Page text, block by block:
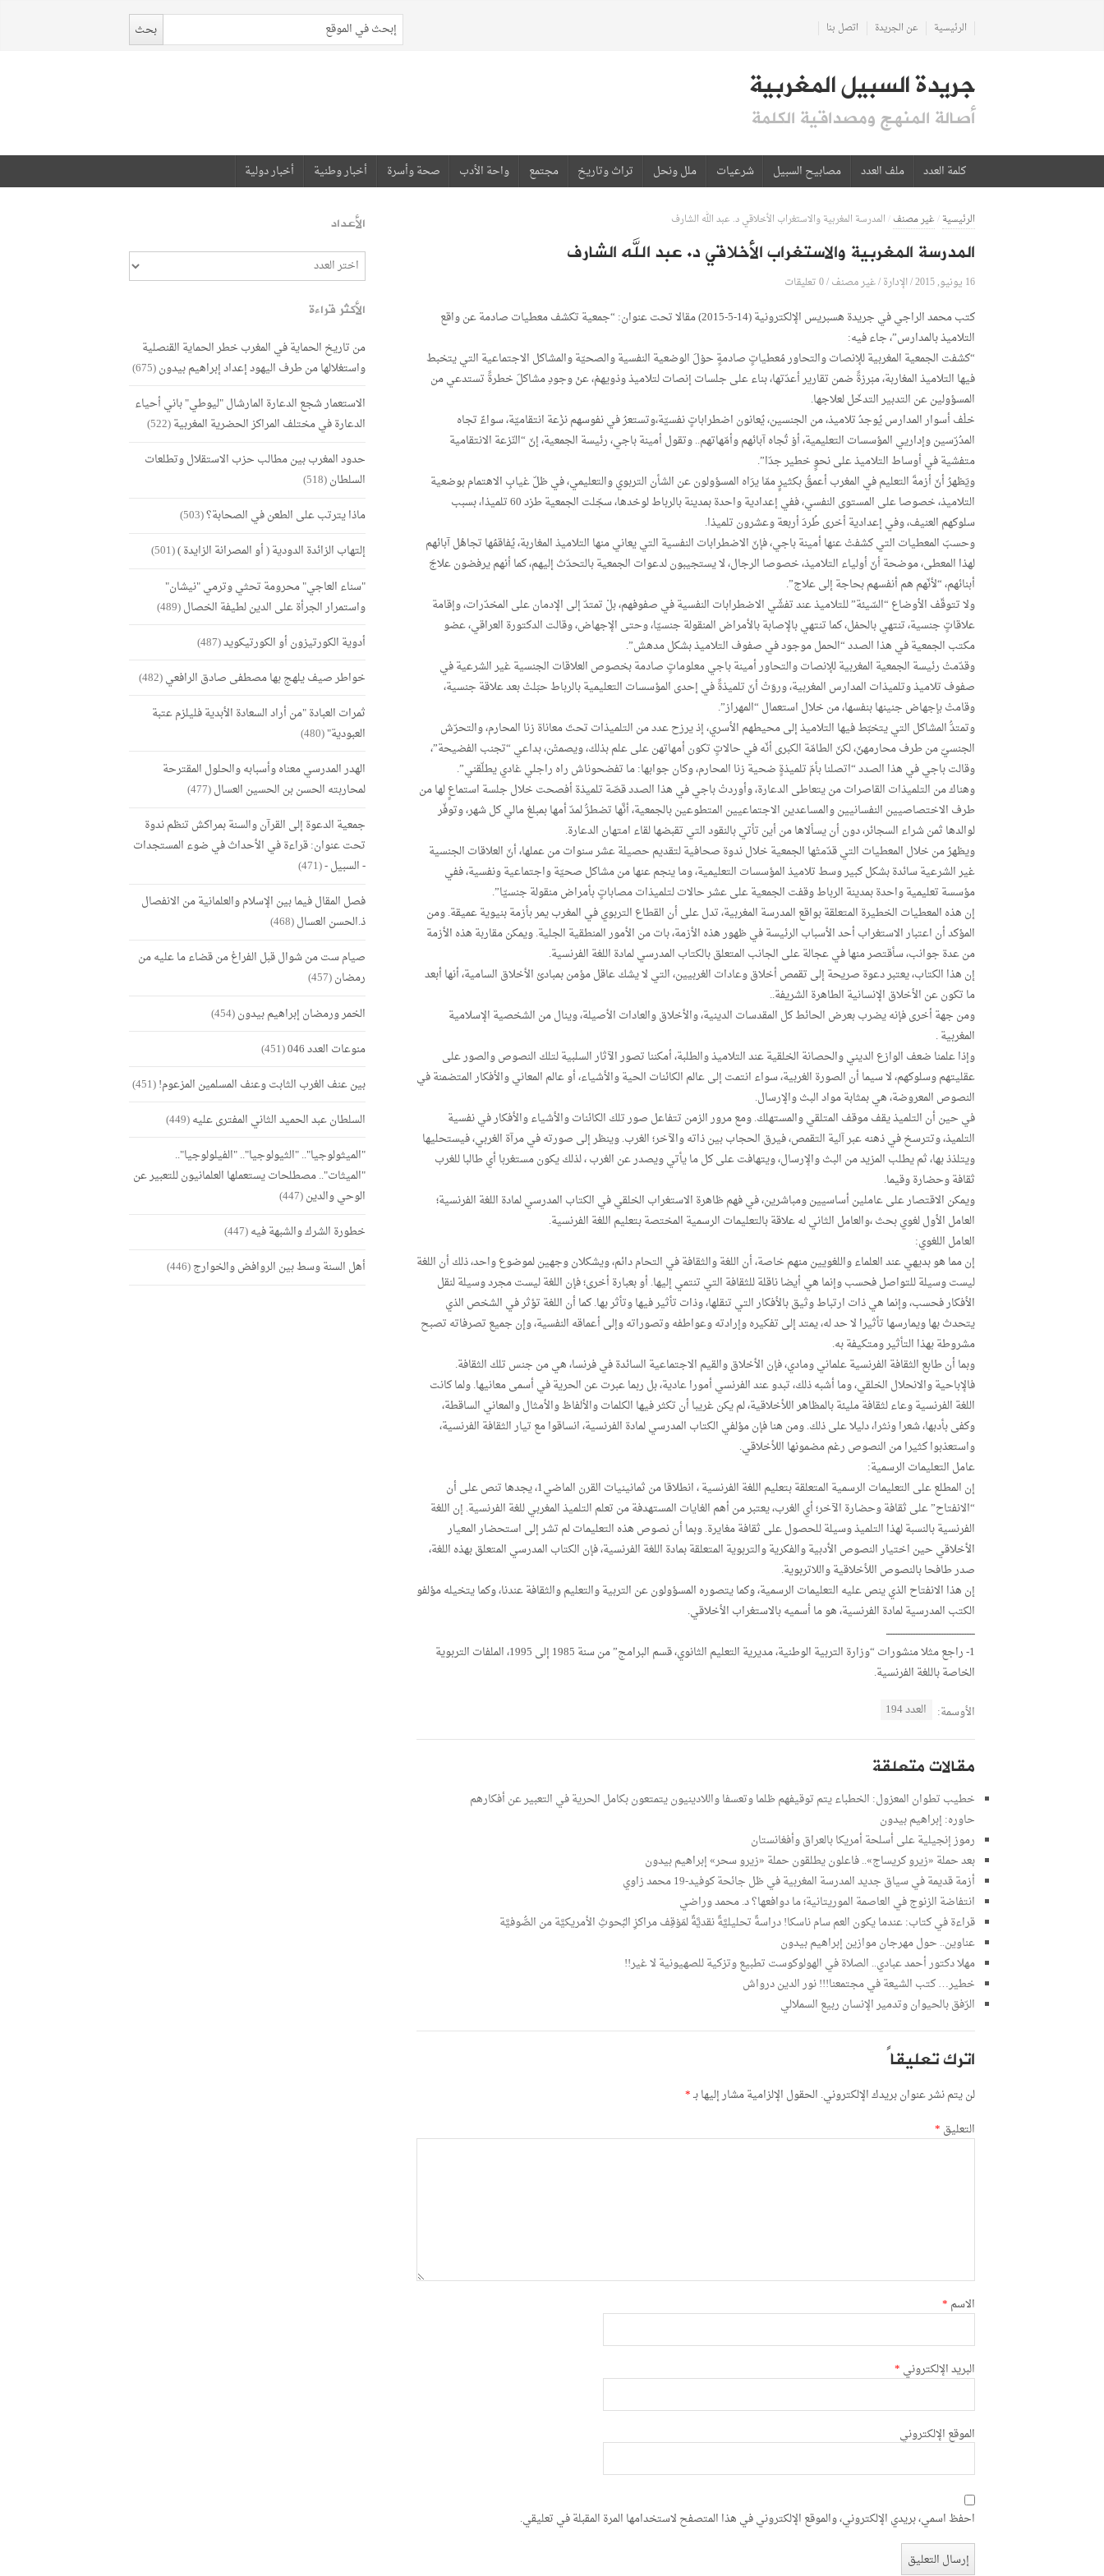
الرئيسية عن الجريدة اتصل بنا
جريدة السبيل المغربية
أصالة المنهج ومصداقية الكلمة
كلمة العدد ملف العدد مصابيح السبيل شرعيات ملل ونحل تراث وتاريخ مجتمع واحة الأدب صحة وأسرة أخبار وطنية أخبار دولية
الرئيسية/غير مصنف/المدرسة المغربية والاستغراب الأخلاقي د. عبد الله الشارف
المدرسة المغربية والاستغراب الأخلاقي د. عبد الله الشارف
16 يونيو, 2015 /الإدارة/غير مصنف/0 تعليقات
كتب محمد الراجي في جريدة هسبريس الإلكترونية (14-5-2015) مقالا تحت عنوان: “جمعية تكشف معطيات صادمة عن واقع
التلاميذ بالمدارس”، جاء فيه:
“كشفت الجمعية المغربية للإنصات والتحاور مُعطياتٍ صادمةٍ حوْلَ الوضعية النفسية والصحيّة والمشاكل الاجتماعية التي يتخبط
فيها التلاميذ المغاربة، مبْرزةً ضمن تقارير أعدّتها، بناء على جلسات إنصات لتلاميذ وذويهمْ، عنْ وجودِ مشاكلَ خطرةً تستدعي من
المسؤولين عن التدبير التدخّل لعلاجها.
خلْف أسوار المدارس يُوجدُ تلاميذ، من الجنسين، يُعانون اضطراباتٍ نفسيّة،وتستعرُ في نفوسهم نزْعة انتقاميّة، سواءٌ تجاه
المدُرّسين وإداريي المؤسسات التعليمية، أوْ تُجاه آبائهم وأمّهاتهم.. وتقول أمينة باجي، رئيسة الجمعية، إنّ “النّزعة الانتقامية
متفشية في أوساط التلاميذ على نحوٍ خطير جدّا”.
ويَظهرُ أنّ أزمةَ التعليم في المغرب أعمقُ بكثيرٍ ممّا يرَاه المسؤولون عن الشأن التربوي والتعليمي، في ظلّ غيابِ الاهتمام بوضعية
التلاميذ، خصوصا على المستوى النفسي، ففي إعدادية واحدة بمدينة بالرباط لوحْدها، سجّلت الجمعية طرْد 60 تلميذا، بسبب
سلوكهم العنيف، وفي إعدادية أخرى طُردَ أربعة وعشرون تلميذا.
وحسبَ المعطيات التي كشفتْ عنها أمينة باجي، فإنّ الاضطرابات النفسية التي يعاني منها التلاميذ المغاربة، يُفاقمُها تجاهُل آبائهم
لهذا المعطى، موضحة أنّ أولياء التلاميذ، خصوصا الرجال، لا يستجيبون لدعوات الجمعية بالتحدّث إليهم، كما أنهم يرفضون علاجَ
أبنائهم، “لأنّهم هم أنفسهم بحاجة إلى علاج”.
ولا تتوقّف الأوضاع “السّيئة” للتلاميذ عند تفشّي الاضطرابات النفسية في صفوفهم، بلْ تمتدّ إلى الإدمان على المخدّرات، وإقامة
علاقاتٍ جنسية، تنتهي بالحمْل، كما تنتهي بالإصابة بالأمراض المنقولة جنسيّا، وحتى الإجهاض، وقالت الدكتورة العراقي، عضو
مكتب الجمعية في هذا الصدد “الحمل موجود في صفوف التلاميذ بشكل مدهش”.
وقدّمتْ رئيسة الجمعية المغربية للإنصات والتحاور أمينة باجي معلوماتٍ صادمة بخصوص العلاقات الجنسية غير الشرعية في
صفوف تلاميذ وتلميذات المدارس المغربية، وروَتْ أنّ تلميذةً في إحدى المؤسسات التعليمية بالرباط حبَلتْ بعد علاقة جنسية،
وقامتْ بإجهاض جنينها بنفسها، من خلال استعمال “المهراز”.
وتمتدُّ المشاكل التي يتخبّط فيها التلاميذ إلى محيطهم الأسري، إذ يرزح عدد من التلميذات تحتَ معاناة زنا المحارم، والتحرّش
الجنسيّ من طرف محارمهنّ، لكنّ الطامّة الكبرى أنّه في حالاتٍ تكون أمهاتهن على علم بذلك، ويصمتْن، بداعي “تجنب الفضيحة”،
وقالت باجي في هذا الصدد “اتصلنا بأمّ تلميذةٍ ضحية زنا المحارم، وكان جوابها: ما تفضحوناش راه راجلي غادي يطلّقني”.
وهناك من التلميذات القاصرات من يتعاطى الدعارة، وأوردتْ باجي في هذا الصدد قصّة تلميذة أفصحت خلال جلسة استماعٍ لها من
طرف الاختصاصيين النفسانيين والمساعدين الاجتماعيين المتطوعين بالجمعية، أنَّها تضطرُّ لمدّ أمها بمبلغ مالي كل شهر، وتوفّر
لوالدها ثمن شراء السجائر، دون أن يسألاها من أين تأتي بالنقود التي تقبضها لقاء امتهان الدعارة.
ويظهرُ من خلال المعطيات التي قدّمتْها الجمعية خلال ندوة صحافية لتقديم حصيلة عشر سنوات من عملها، أنّ العلاقات الجنسية
غير الشرعية سائدة بشكل كبير وسط تلاميذ المؤسسات التعليمية، وما ينجم عنها من مشاكل صحيّة واجتماعية ونفسية، ففي
مؤسسة تعليمية واحدة بمدينة الرباط وقفت الجمعية على عشر حالات لتلميذات مصاباتٍ بأمراض منقولة جنسيّا”.
إن هذه المعطيات الخطيرة المتعلقة بواقع المدرسة المغربية، تدل على أن القطاع التربوي في المغرب يمر بأزمة بنيوية عميقة. ومن
المؤكد أن اعتبار الاستغراب أحد الأسباب الرئيسة في ظهور هذه الأزمة، بات من الأمور المنطقية الجلية. ويمكن مقاربة هذه الأزمة
من عدة جوانب، سأقتصر منها في عجالة على الجانب المتعلق بالكتاب المدرسي لمادة اللغة الفرنسية.
إن هذا الكتاب، يعتبر دعوة صريحة إلى تقمص أخلاق وعادات الغربيين، التي لا يشك عاقل مؤمن بمبادئ الأخلاق السامية، أنها أبعد
ما تكون عن الأخلاق الإنسانية الطاهرة الشريفة..
ومن جهة أخرى فإنه يضرب بعرض الحائط كل المقدسات الدينية، والأخلاق والعادات الأصيلة، وينال من الشخصية الإسلامية
المغربية .
وإذا علمنا ضعف الوازع الديني والحصانة الخلقية عند التلاميذ والطلبة، أمكننا تصور الآثار السلبية لتلك النصوص والصور على
عقليتهم وسلوكهم، لا سيما أن الصورة الغربية، سواء انتمت إلى عالم الكائنات الحية والأشياء، أو عالم المعاني والأفكار المتضمنة في
النصوص المعروضة، هي بمثابة مواد البث والإرسال.
في حين أن التلميذ يقف موقف المتلقي والمستهلك. ومع مرور الزمن تتفاعل صور تلك الكائنات والأشياء والأفكار في نفسية
التلميذ، وتترسخ في ذهنه عبر آلية التقمص، فيرق الحجاب بين ذاته والآخر؛ الغرب. وينظر إلى صورته في مرآة الغربي، فيستحليها
ويتلذذ بها، ثم يطلب المزيد من البث والإرسال، ويتهافت على كل ما يأتي ويصدر عن الغرب ، لذلك يكون مستغربا أي طالبا للغرب
ثقافة وحضارة وقيما.
ويمكن الاقتصار على عاملين أساسيين ومباشرين، في فهم ظاهرة الاستغراب الخلقي في الكتاب المدرسي لمادة اللغة الفرنسية؛
العامل الأول لغوي بحث ،والعامل الثاني له علاقة بالتعليمات الرسمية المختصة بتعليم اللغة الفرنسية.
العامل اللغوي:
إن مما هو بديهي عند العلماء واللغويين منهم خاصة، أن اللغة والثقافة في التحام دائم، ويشكلان وجهين لموضوع واحد، ذلك أن اللغة
ليست وسيلة للتواصل فحسب وإنما هي أيضا ناقلة للثقافة التي تنتمي إليها. أو بعبارة أخرى؛ فإن اللغة ليست مجرد وسيلة لنقل
الأفكار فحسب، وإنما هي ذات ارتباط وثيق بالأفكار التي تنقلها، وذات تأثير فيها وتأثر بها. كما أن اللغة تؤثر في الشخص الذي
يتحدث بها ويمارسها تأثيرا لا حد له، يمتد إلى تفكيره وإرادته وعواطفه وتصوراته وإلى أعماقه النفسية، وإن جميع تصرفاته تصبح
مشروطة بهذا التأثير ومتكيفة به.
وبما أن طابع الثقافة الفرنسية علماني ومادي، فإن الأخلاق والقيم الاجتماعية السائدة في فرنسا، هي من جنس تلك الثقافة.
فالإباحية والانحلال الخلقي، وما أشبه ذلك، تبدو عند الفرنسي أمورا عادية، بل ربما عبرت عن الحرية في أسمى معانيها. ولما كانت
اللغة الفرنسية وعاء لثقافة مليئة بالمظاهر اللأخلاقية، لم يكن غريبا أن تكثر فيها الكلمات والألفاظ والأمثال والمعاني الساقطة،
وكفى بأدبها، شعرا ونثرا، دليلا على ذلك. ومن هنا فإن مؤلفي الكتاب المدرسي لمادة الفرنسية، انساقوا مع تيار الثقافة الفرنسية،
واستعذبوا كثيرا من النصوص رغم مضمونها اللأخلاقي.
عامل التعليمات الرسمية:
إن المطلع على التعليمات الرسمية المتعلقة بتعليم اللغة الفرنسية ، انطلاقا من ثمانينيات القرن الماضي1، يجدها تنص على أن
“الانفتاح” على ثقافة وحضارة الآخر؛ أي الغرب، يعتبر من أهم الغايات المستهدفة من تعلم التلميذ المغربي للغة الفرنسية. إن اللغة
الفرنسية بالنسبة لهذا التلميذ وسيلة للحصول على ثقافة مغايرة. وبما أن نصوص هذه التعليمات لم تشر إلى استحضار المعيار
الأخلاقي حين اختيار النصوص الأدبية والفكرية والتربوية المتعلقة بمادة اللغة الفرنسية، فإن الكتاب المدرسي المتعلق بهذه اللغة،
صدر طافحا بالنصوص اللأخلاقية واللاتربوية.
إن هذا الانفتاح الذي ينص عليه التعليمات الرسمية، وكما يتصوره المسؤولون عن التربية والتعليم والثقافة عندنا، وكما يتخيله مؤلفو
الكتب المدرسية لمادة الفرنسية، هو ما أسميه بالاستغراب الأخلاقي.
ــــــــــــــــــــــــــــــــــــــــــــــــــــــ
1- راجع مثلا منشورات “وزارة التربية الوطنية، مديرية التعليم الثانوي، قسم البرامج” من سنة 1985 إلى 1995، الملفات التربوية
الخاصة باللغة الفرنسية.
الأوسمة: العدد 194
مقالات متعلقة
خطيب تطوان المعزول: الخطباء يتم توقيفهم ظلما وتعسفا واللادينيون يتمتعون بكامل الحرية في التعبير عن أفكارهم
حاوره: إبراهيم بيدون
رموز إنجيلية على أسلحة أمريكا بالعراق وأفغانستان
بعد حملة «زيرو كريساج».. فاعلون يطلقون حملة «زيرو سحر» إبراهيم بيدون
أزمة قديمة في سياق جديد المدرسة المغربية في ظل جائحة كوفيد-19 محمد زاوي
انتفاضة الزنوج في العاصمة الموريتانية؛ ما دوافعها؟ د. محمد وراضي
قراءة في كتاب: عندما يكون العم سام ناسكا! دراسةٌ تحليليَّةٌ نقديَّةٌ لمَوْقِف مراكزِ البُحوثِ الأمريكيَّة من الصُّوفيَّة
عناوين.. حول مهرجان موازين إبراهيم بيدون
مهلا دكتور أحمد عبادي.. الصلاة في الهولوكوست تطبيع وتزكية للصهيونية لا غير!!
خطير… كتب الشيعة في مجتمعنا!!! نور الدين درواش
الرّفق بالحيوان وتدمير الإنسان ربيع السملالي
اترك تعليقاً
لن يتم نشر عنوان بريدك الإلكتروني. الحقول الإلزامية مشار إليها بـ*
التعليق *
الاسم *
البريد الإلكتروني *
الموقع الإلكتروني
احفظ اسمي، بريدي الإلكتروني، والموقع الإلكتروني في هذا المتصفح لاستخدامها المرة المقبلة في تعليقي.
الأعداد
الأكثر قراءة
من تاريخ الحماية في المغرب خطر الحماية القنصلية
واستغلالها من طرف اليهود إعداد إبراهيم بيدون(675)
الاستعمار شجع الدعارة المارشال "ليوطي" باني أحياء
الدعارة في مختلف المراكز الحضرية المغربية(522)
حدود المغرب بين مطالب حزب الاستقلال وتطلعات
السلطان(518)
ماذا يترتب على الطعن في الصحابة؟(503)
إلتهاب الزائدة الدودية ( أو المصرانة الزايدة )(501)
"سناء العاجي" محرومة تحثي وترمي "نيشان"
واستمرار الجرأة على الدين لطيفة الخصال(489)
أدوية الكورتيزون أو الكورتيكويد(487)
خواطر صيف يلهج بها مصطفى صادق الرافعي(482)
ثمرات العبادة "من أراد السعادة الأبدية فليلزم عتبة
العبودية"(480)
الهدر المدرسي معناه وأسبابه والحلول المقترحة
لمحاربته الحسن بن الحسين العسال(477)
جمعية الدعوة إلى القرآن والسنة بمراكش تنظم ندوة
تحت عنوان: قراءة في الأحداث في ضوء المستجدات
- السبيل -(471)
فصل المقال فيما بين الإسلام والعلمانية من الانفصال
ذ.الحسن العسال(468)
صيام ست من شوال قبل الفراغ من قضاء ما عليه من
رمضان(457)
الخمر ورمضان إبراهيم بيدون(454)
منوعات العدد 046
(451)
بين عنف الغرب الثابت وعنف المسلمين المزعوم!(451)
السلطان عبد الحميد الثاني المفترى عليه(449)
"الميثولوجيا".. "الثيولوجيا".. "الفيلولوجيا"..
"الميثات".. مصطلحات يستعملها العلمانيون للتعبير عن
الوحي والدين(447)
خطورة الشرك والشبهة فيه(447)
أهل السنة وسط بين الروافض والخوارج(446)